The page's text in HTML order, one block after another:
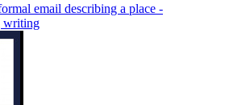
email describing a place -
writing